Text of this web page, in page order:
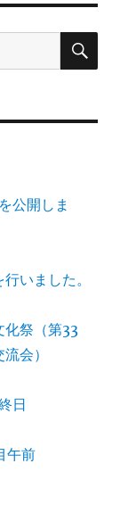
検
公開しま
いました。
祭（第33
会）
日
午前